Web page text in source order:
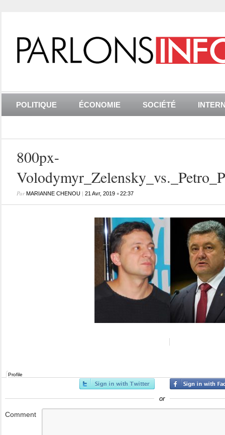
POLITIQUE ÉCONOMIE SOCIÉTÉ
800px-
ParMARIANNE CHENOU| 21 Avr, 2019•22:37
Profile
or
Comment